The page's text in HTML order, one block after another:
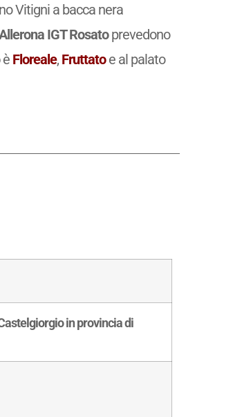
Vitigni a bacca nera
IGT Rosatoprevedono
è Floreale, Fruttatoe al palato
in provincia di